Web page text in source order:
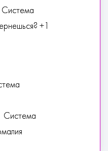
Система
+1
Система